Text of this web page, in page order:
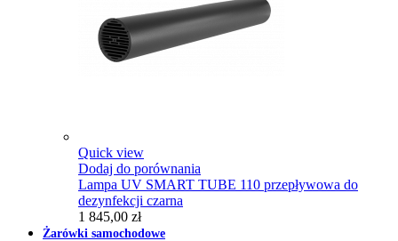
Quick view
Dodaj do porównania
Lampa UV SMART TUBE 110 przepływowa do
dezynfekcji czarna
1 845,00 zł
Żarówki samochodowe